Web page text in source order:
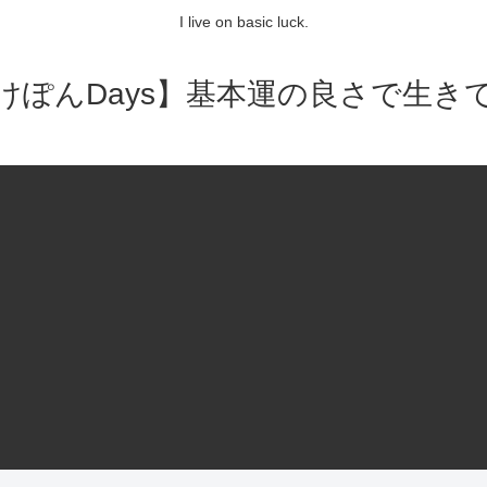
I live on basic luck.
ぽんDays】基本運の良さで生き